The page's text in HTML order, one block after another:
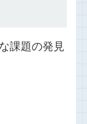
課題の発見